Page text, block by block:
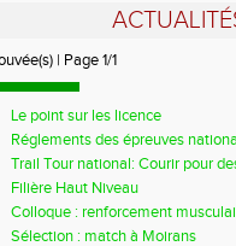
| Page 1/1
Le point sur les licence
Réglements des épreuves
Trail Tour national: Courir pour
Filière Haut Niveau
Colloque : renforcement
Sélection : match à Moirans